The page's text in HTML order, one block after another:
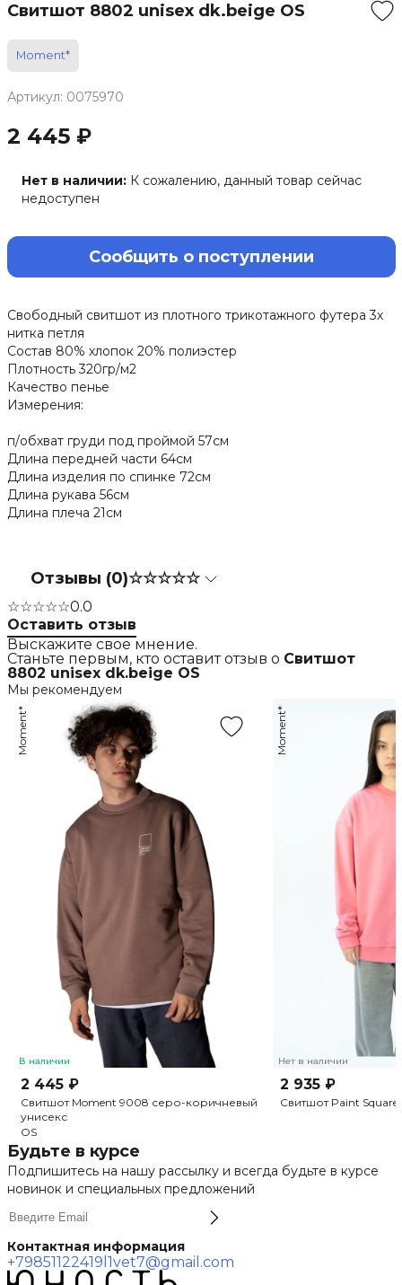
Свитшот 8802 unisex dk.beige OS
Moment*
Артикул: 0075970
2 445 ₽
Нет в наличии: К сожалению, данный товар сейчас
недоступен
Сообщить о поступлении
Свободный свитшот из плотного трикотажного футера 3х
нитка петля
Состав 80% хлопок 20% полиэстер
Плотность 320гр/м2
Качество пенье
Измерения:
п/обхват груди под проймой 57см
Длина передней части 64см
Длина изделия по спинке 72см
Длина рукава 56см
Длина плеча 21см
Отзывы (0)☆☆☆☆☆
☆☆☆☆☆0.0
Оставить отзыв
Выскажите свое мнение.
Станьте первым, кто оставит отзыв о Свитшот
8802 unisex dk.beige OS
Мы рекомендуем
В наличии
Moment*
2 445 ₽
Свитшот Moment 9008 серо-коричневый
унисекс
OS
Нет в наличии
Moment*
2 935 ₽
Свитшот Paint Square
Будьте в курсе
Подпишитесь на нашу рассылку и всегда будьте в курсе
новинок и специальных предложений
Контактная информация
+79851122419 l1vet7@gmail.com